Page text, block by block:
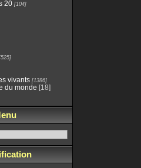
20[104]
vivants[1386]
du monde [18]